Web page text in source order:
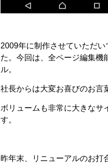
2009年に制作させていただ
た。今回は、全ページ編集機
ル。
社長からは大変お喜びのお言
ボリュームも非常に大きなサ
す。
昨年末、リニューアルのお打